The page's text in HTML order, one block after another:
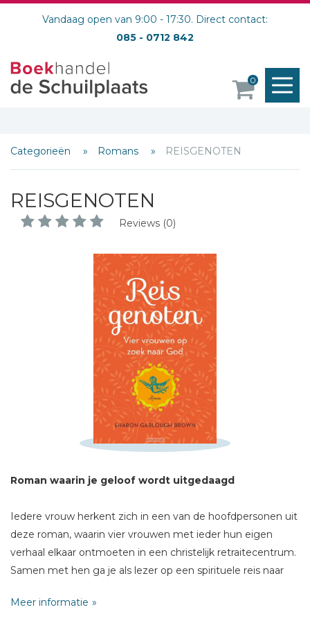
Vandaag open van 9:00 - 17:30. Direct contact:
085 - 0712 842
0
Categorieën Romans REISGENOTEN
REISGENOTEN
Reviews (0)
Roman waarin je geloof wordt uitgedaagd
Iedere vrouw herkent zich in een van de hoofdpersonen uit
deze roman, waarin vier vrouwen met ieder hun eigen
verhaal elkaar ontmoeten in een christelijk retraitecentrum.
Samen met hen ga je als lezer op een spirituele reis naar
Meer informatie
Schrijf hieronder je review!
Bericht *